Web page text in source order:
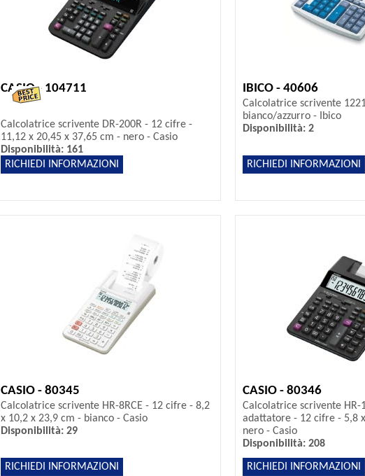
CASIO - 104711
Calcolatrice scrivente DR-200R - 12 cifre -
11,12 x 20,45 x 37,65 cm - nero - Casio
Disponibilità: 161
RICHIEDI INFORMAZIONI
IBICO - 40606
Calcolatrice scrivente
bianco/azzurro - Ibico
Disponibilità: 2
RICHIEDI INFORMAZIONI
CASIO - 80345
Calcolatrice scrivente HR-8RCE - 12 cifre - 8,2
x 10,2 x 23,9 cm - bianco - Casio
Disponibilità: 29
RICHIEDI INFORMAZIONI
CASIO - 80346
Calcolatrice scrivente HR-
adattatore - 12 cifre - 5,8
nero - Casio
Disponibilità: 208
RICHIEDI INFORMAZIONI